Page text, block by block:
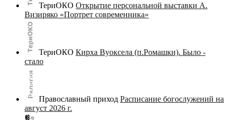
ТериОКО Открытие персональной выставки А.
Визиряко «Портрет современника»
ТериОКО Кирха Вуоксела (п.Ромашки). Было -
стало
Православный приход Расписание богослужений на
август 2026 г.